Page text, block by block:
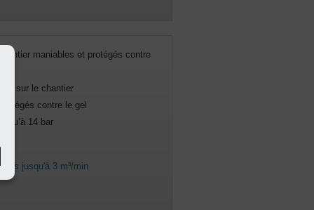
maniables et protégés contre
et sur le chantier
contre le gel
14 bar
jusqu'à 3 m³/min